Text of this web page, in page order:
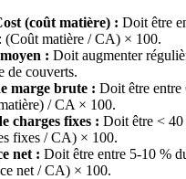
(coût matière) : Doit être
(Coût matière / CA) × 100.
: Doit augmenter
de couverts.
marge brute : Doit être
/ CA × 100.
charges fixes : Doit être <
fixes / CA) × 100.
net : Doit être entre 5-10 %
net / CA) × 100.